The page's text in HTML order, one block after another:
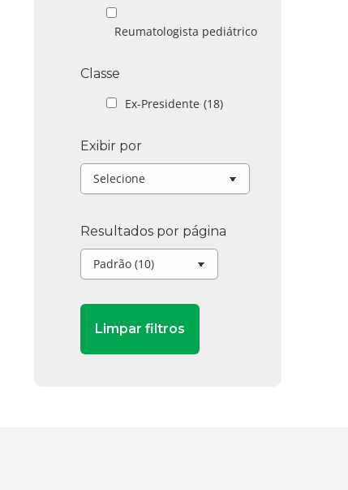
Reumatologista pediátrico
Classe
Ex-Presidente (18)
Exibir por
Resultados por página